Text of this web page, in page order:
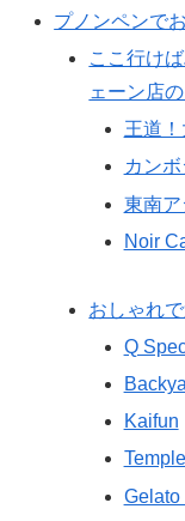
プノンペンで
ここ行け
ェーン店
王道
カン
東南
Noir
おしゃれ
Q
Kaifun
Gelato